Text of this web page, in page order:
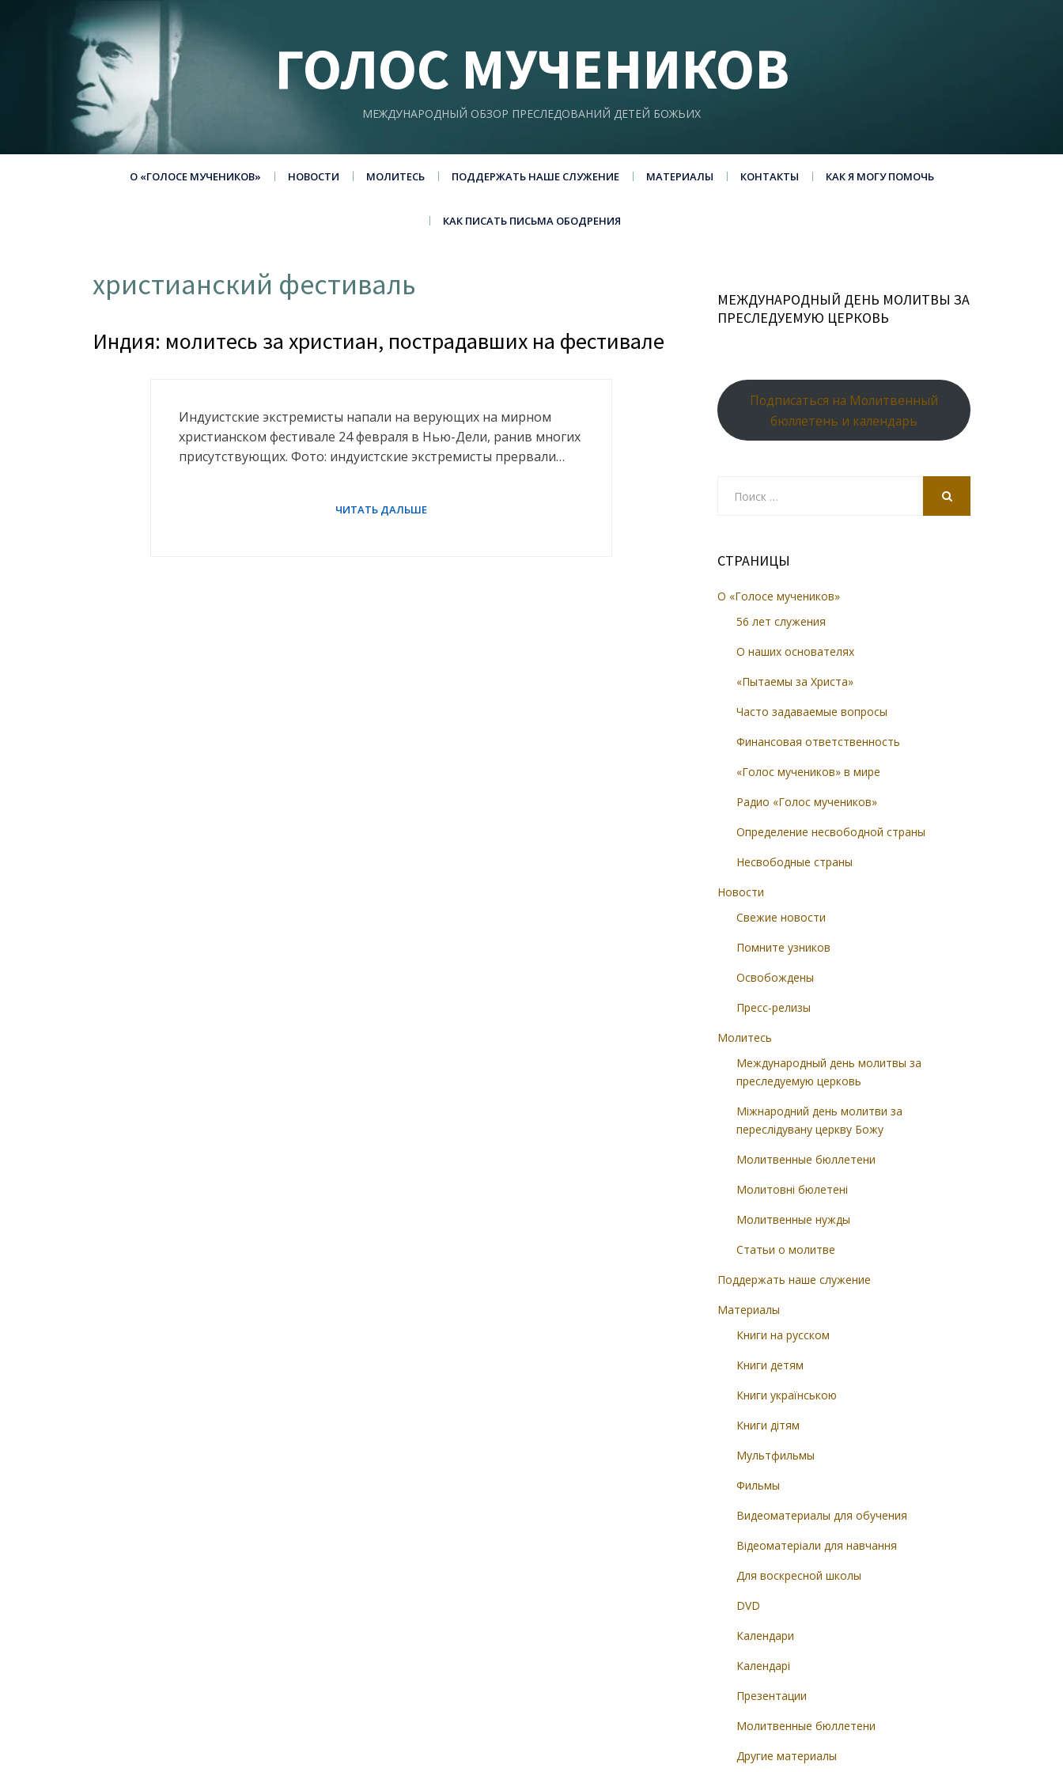
ГОЛОС МУЧЕНИКОВ
МЕЖДУНАРОДНЫЙ ОБЗОР ПРЕСЛЕДОВАНИЙ ДЕТЕЙ БОЖЬИХ
О «ГОЛОСЕ МУЧЕНИКОВ» НОВОСТИ МОЛИТЕСЬ ПОДДЕРЖАТЬ НАШЕ СЛУЖЕНИЕ МАТЕРИАЛЫ КОНТАКТЫ КАК Я МОГУ ПОМОЧЬ
КАК ПИСАТЬ ПИСЬМА ОБОДРЕНИЯ
христианский фестиваль
Индия: молитесь за христиан, пострадавших на фестивале
Индуистские экстремисты напали на верующих на мирном
христианском фестивале 24 февраля в Нью-Дели, ранив многих
присутствующих. Фото: индуистские экстремисты прервали…
МЕЖДУНАРОДНЫЙ ДЕНЬ МОЛИТВЫ ЗА
ПРЕСЛЕДУЕМУЮ ЦЕРКОВЬ
Подписаться на Молитвенный
бюллетень и календарь
СТРАНИЦЫ
О «Голосе мучеников»
56 лет служения
О наших основателях
«Пытаемы за Христа»
Часто задаваемые вопросы
Финансовая ответственность
«Голос мучеников» в мире
Радио «Голос мучеников»
Определение несвободной страны
Несвободные страны
Новости
Свежие новости
Помните узников
Освобождены
Пресс-релизы
Молитесь
Международный день молитвы за
преследуемую церковь
Міжнародний день молитви за
переслідувану церкву Божу
Молитвенные бюллетени
Молитовні бюлетені
Молитвенные нужды
Статьи о молитве
Поддержать наше служение
Материалы
Книги на русском
Книги детям
Книги українською
Книги дітям
Мультфильмы
Фильмы
Видеоматериалы для обучения
Відеоматеріали для навчання
Для воскресной школы
DVD
Календари
Календарі
Презентации
Молитвенные бюллетени
Другие материалы